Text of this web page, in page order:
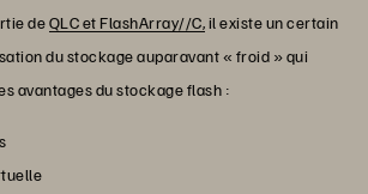
deQLC et FlashArray//C,il existe un certain
du stockage auparavant « froid » qui
avantages du stockage flash :